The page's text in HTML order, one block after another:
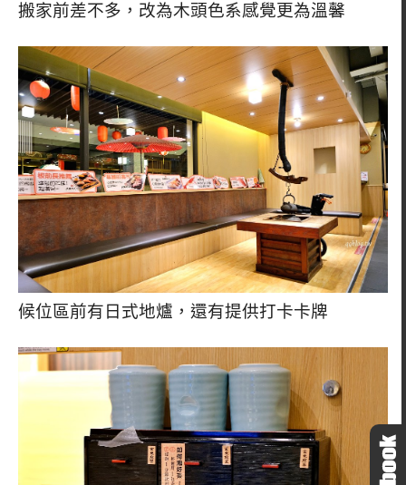
搬家前差不多，改為木頭色系感覺更為溫馨
候位區前有日式地爐，還有提供打卡卡牌